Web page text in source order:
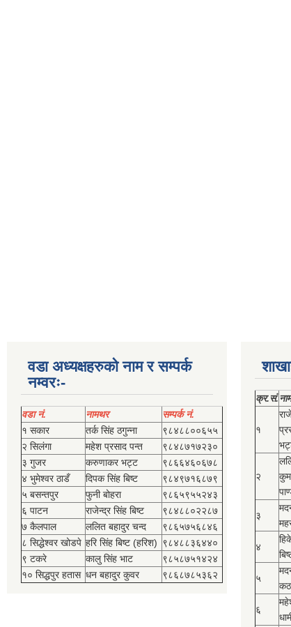
वडा अध्यक्षहरुको नाम र सम्पर्क
नम्वरः-
वडा नं. नामथर
सम्पर्क नं.
१ सकार
तर्क सिंह ठगुन्‍ना
९८४८८००६५५
२ सिलंगा
महेश प्रसाद पन्त
९८४८७१७२३०
३ गुजर
करुणाकर भट्ट
९८६६४६०६७८
४ भुमेश्‍वर ठाडँ
दिपक सिंह बिष्‍ट
९८४९७१६८७९
५ बसन्तपुर
फुनी बोहरा
९८६५९५५२४३
६ पाटन
राजेन्द्र सिंह बिष्‍ट
९८४८८०२२८७
७ कैलपाल
ललित बहादुर चन्द
९८६५७५६८४६
८ सिद्धेश्‍वर खोडपे हरि सिंह बिष्‍ट (हरिश) ९८४८८३६४४०
९ टकरे
कालु सिंह भाट
९८५८७५१४२४
१० सिद्धपुर हतास धन बहादुर कुवर ९८६८७८५३६२
क्र.सं.
१
२
३
४
५
६